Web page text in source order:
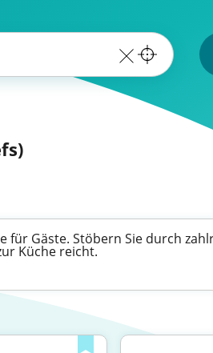
Gäste. Stöbern Sie durch
Küche reicht.